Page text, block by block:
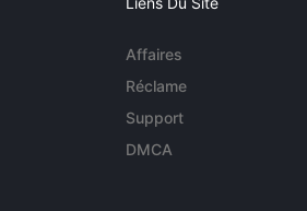
Affaires
Réclame
Support
DMCA